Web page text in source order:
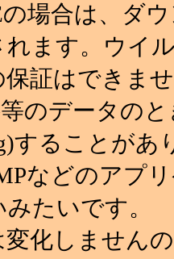
の場合は、ダ
れます。ウイ
証はできま
のデータの
することがあ
などのアプ
たいです。
化しません